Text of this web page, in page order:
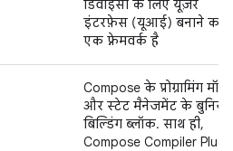
डिवाइसों के लिए यूज़र
इंटरफ़ेस (यूआई) बनाने का
एक फ़्रेमवर्क है
Compose के प्रोग्रामिंग
और स्टेट मैनेजमेंट के
बिल्डिंग ब्लॉक. साथ ही,
Compose Compiler